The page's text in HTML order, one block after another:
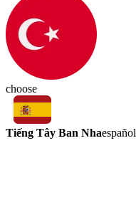
choose
Tiếng Tây Ban Nhaespañol